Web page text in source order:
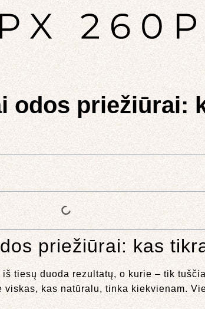
odos priežiūrai:
priežiūrai: kas
tiesų duoda rezultatų, o kurie – tik
kas natūralu, tinka kiekvienam.